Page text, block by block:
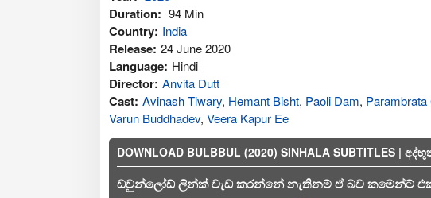
Duration: 94 Min
Country: India
Release: 24 June 2020
Language: Hindi
Director: Anvita Dutt
Cast: Avinash Tiwary, Hemant Bisht, Paoli Dam,
Varun Buddhadev, Veera Kapur Ee
DOWNLOAD BULBBUL (2020) SINHALA SUBTITLES |
ඩවුන්ලෝඩ් ලින්ක් වැඩ කරන්නේ නැතිනම් ඒ බව කමෙන්ට්